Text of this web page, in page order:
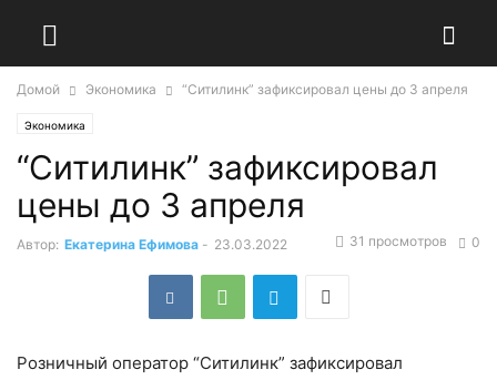
Домой Экономика “Ситилинк” зафиксировал цены до 3 апреля
Экономика
“Ситилинк” зафиксировал
цены до 3 апреля
Автор: Екатерина Ефимова - 23.03.2022 0
31 просмотров
Розничный оператор “Ситилинк” зафиксировал